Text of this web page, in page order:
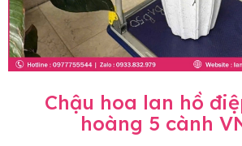
Chậu hoa lan hồ
hoàng 5 cành